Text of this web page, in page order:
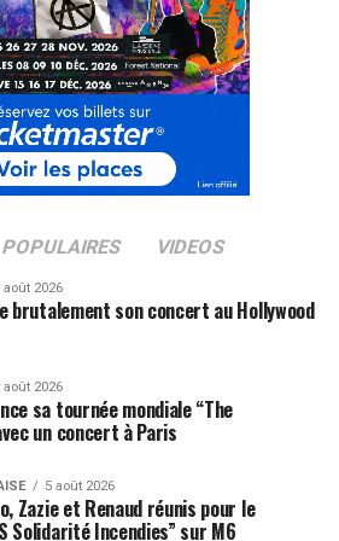
ISAAK GUITARE EN SCENE
POPULAIRES VIDEOS
août 2026
brutalement son concert au Hollywood
août 2026
sa tournée mondiale “The
un concert à Paris
5 août 2026
Zazie et Renaud réunis pour le
Solidarité Incendies” sur M6